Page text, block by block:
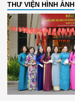
THƯ VIỆN HÌNH ẢNH